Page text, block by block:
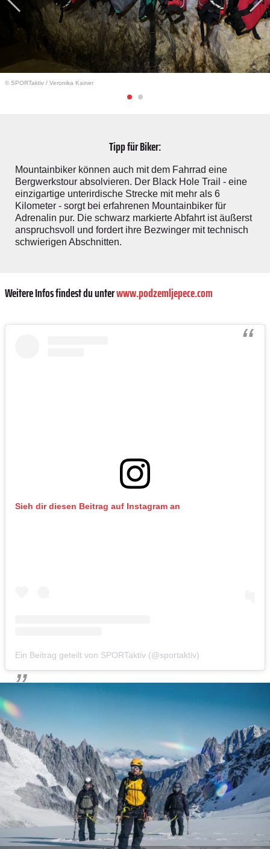
© SPORTaktiv / Veronika Kainer
Tipp für Biker:
Mountainbiker können auch mit dem Fahrrad eine
Bergwerkstour absolvieren. Der Black Hole Trail - eine
einzigartige unterirdische Strecke mit mehr als 6
Kilometer - sorgt bei erfahrenen Mountainbiker für
Adrenalin pur. Die schwarz markierte Abfahrt ist äußerst
anspruchsvoll und fordert ihre Bezwinger mit technisch
schwierigen Abschnitten.
Weitere Infos findest du unterwww.podzemljepece.com
Sieh dir diesen Beitrag auf Instagram an
Ein Beitrag geteilt von SPORTaktiv (@sportaktiv)